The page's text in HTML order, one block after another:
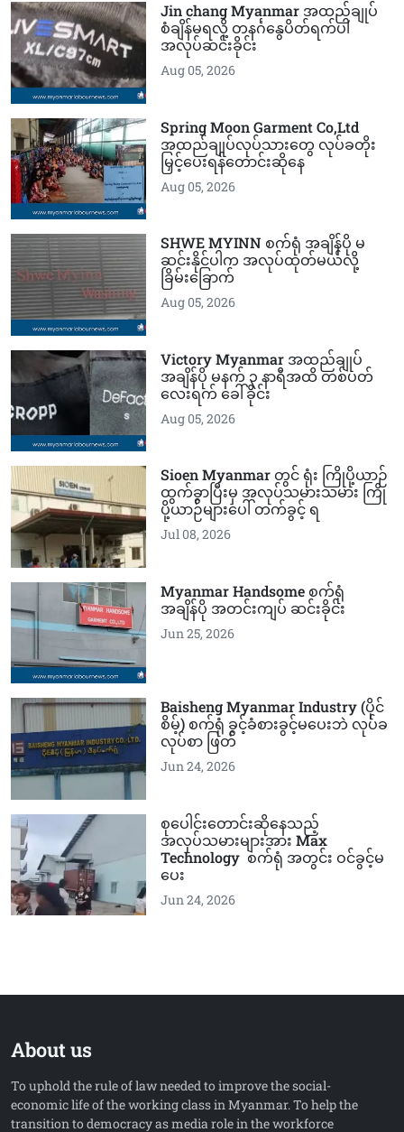
Jin chang Myanmar အထည်ချုပ်
စံချိန်မရလို့ တနင်္ဂနွေပိတ်ရက်ပါ
အလုပ်ဆင်းခိုင်း
Aug 05, 2026
Spring Moon Garment Co,Ltd
အထည်ချုပ်လုပ်သားတွေ လုပ်ခတိုး
မြှင့်ပေးရန်တောင်းဆိုနေ
Aug 05, 2026
SHWE MYINN စက်ရုံ အချိန်ပို မ
ဆင်းနိုင်ပါက အလုပ်ထုတ်မယ်လို့
ခြိမ်းခြောက်
Aug 05, 2026
Victory Myanmar အထည်ချုပ်
အချိန်ပို မနက် ၃ နာရီအထိ တစ်ပတ်
လေးရက် ခေါ်ခိုင်း
Aug 05, 2026
Sioen Myanmar တွင် ရုံး ကြိုပို့ယာဉ်
ထွက်ခွာပြီးမှ အလုပ်သမားသမား ကြို
ပို့ယာဉ်များပေါ် တက်ခွင့် ရ
Jul 08, 2026
Myanmar Handsome စက်ရုံ
အချိန်ပို အတင်းကျပ် ဆင်းခိုင်း
Jun 25, 2026
Baisheng Myanmar Industry (ပိုင်
စိမ့်) စက်ရုံ ခွင့်ခံစားခွင့်မပေးဘဲ လုပ်ခ
လုပ်စာ ဖြတ်
Jun 24, 2026
စုပေါင်းတောင်းဆိုနေသည့်
အလုပ်သမားများအား Max
Technology စက်ရုံ အတွင်း ဝင်ခွင့်မ
ပေး
Jun 24, 2026
About us
To uphold the rule of law needed to improve the social-
economic life of the working class in Myanmar. To help the
transition to democracy as media role in the workforce